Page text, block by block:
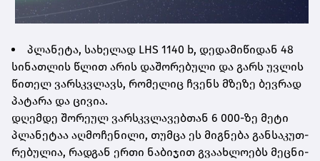
პლა­ნე­ტა, სა­ხე­ლად LHS 1140 b, დე­და­მი­წი­დან 48
სი­ნათ­ლის წლით არის და­შო­რე­ბუ­ლი და გარს უვ­ლის
წი­თელ ვარ­სკვლავს, რო­მე­ლიც ჩვენს მზე­ზე ბევ­რად
პა­ტა­რა და ცი­ვია.
დღემ­დე შო­რე­ულ ვარ­სკვლა­ვებ­თან 6 000-ზე მეტი
პლა­ნე­ტაა აღ­მო­ჩე­ნი­ლი, თუმ­ცა ეს მიგ­ნე­ბა გან­სა­კუთ­
რე­ბუ­ლია, რად­გან ერთი ნა­ბი­ჯით გვა­ახ­ლო­ებს მეც­ნი­